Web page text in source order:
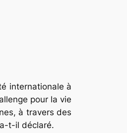
internationale à
pour la vie
à travers des
t-il déclaré.